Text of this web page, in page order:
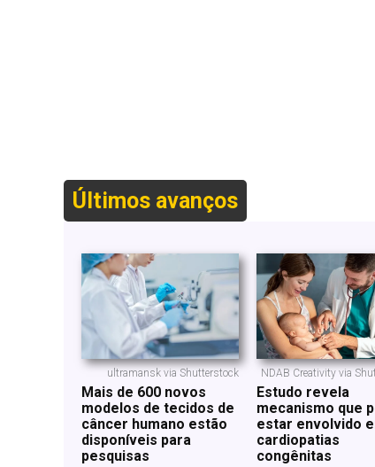
Últimos avanços
ultramansk via Shutterstock
Mais de 600 novos
modelos de tecidos de
câncer humano estão
disponíveis para
pesquisas
NDAB Creativity via
Estudo revela
mecanismo que
estar envolvido
cardiopatias
congênitas